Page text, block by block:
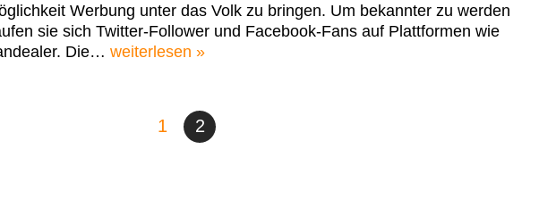
Werbung unter das Volk zu bringen. Um bekannter zu werden
sie sich Twitter-Follower und Facebook-Fans auf Plattformen wie
Die… weiterlesen »
1 2